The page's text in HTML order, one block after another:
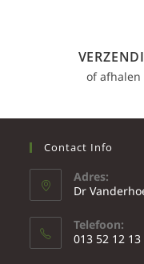
of afhalen
Contact Info
Adres:
Dr
Telefoon:
013 52 12 13